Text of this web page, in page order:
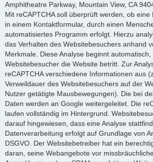
Amphitheatre Parkway, Mountain View, CA
Mit reCAPTCHA soll überprüft werden, ob eine
in einem Kontaktformular, durch einen
automatisiertes Programm erfolgt. Hierzu
das Verhalten des Websitebesuchers anhand
Merkmale. Diese Analyse beginnt
Websitebesucher die Website betritt. Zur
reCAPTCHA verschiedene Informationen aus
Verweildauer des Websitebesuchers auf der
Nutzer getätigte Mausbewegungen). Die bei
Daten werden an Google weitergeleitet. Die
laufen vollständig im Hintergrund.
darauf hingewiesen, dass eine Analyse
Datenverarbeitung erfolgt auf Grundlage von
DSGVO. Der Websitebetreiber hat ein
daran, seine Webangebote vor